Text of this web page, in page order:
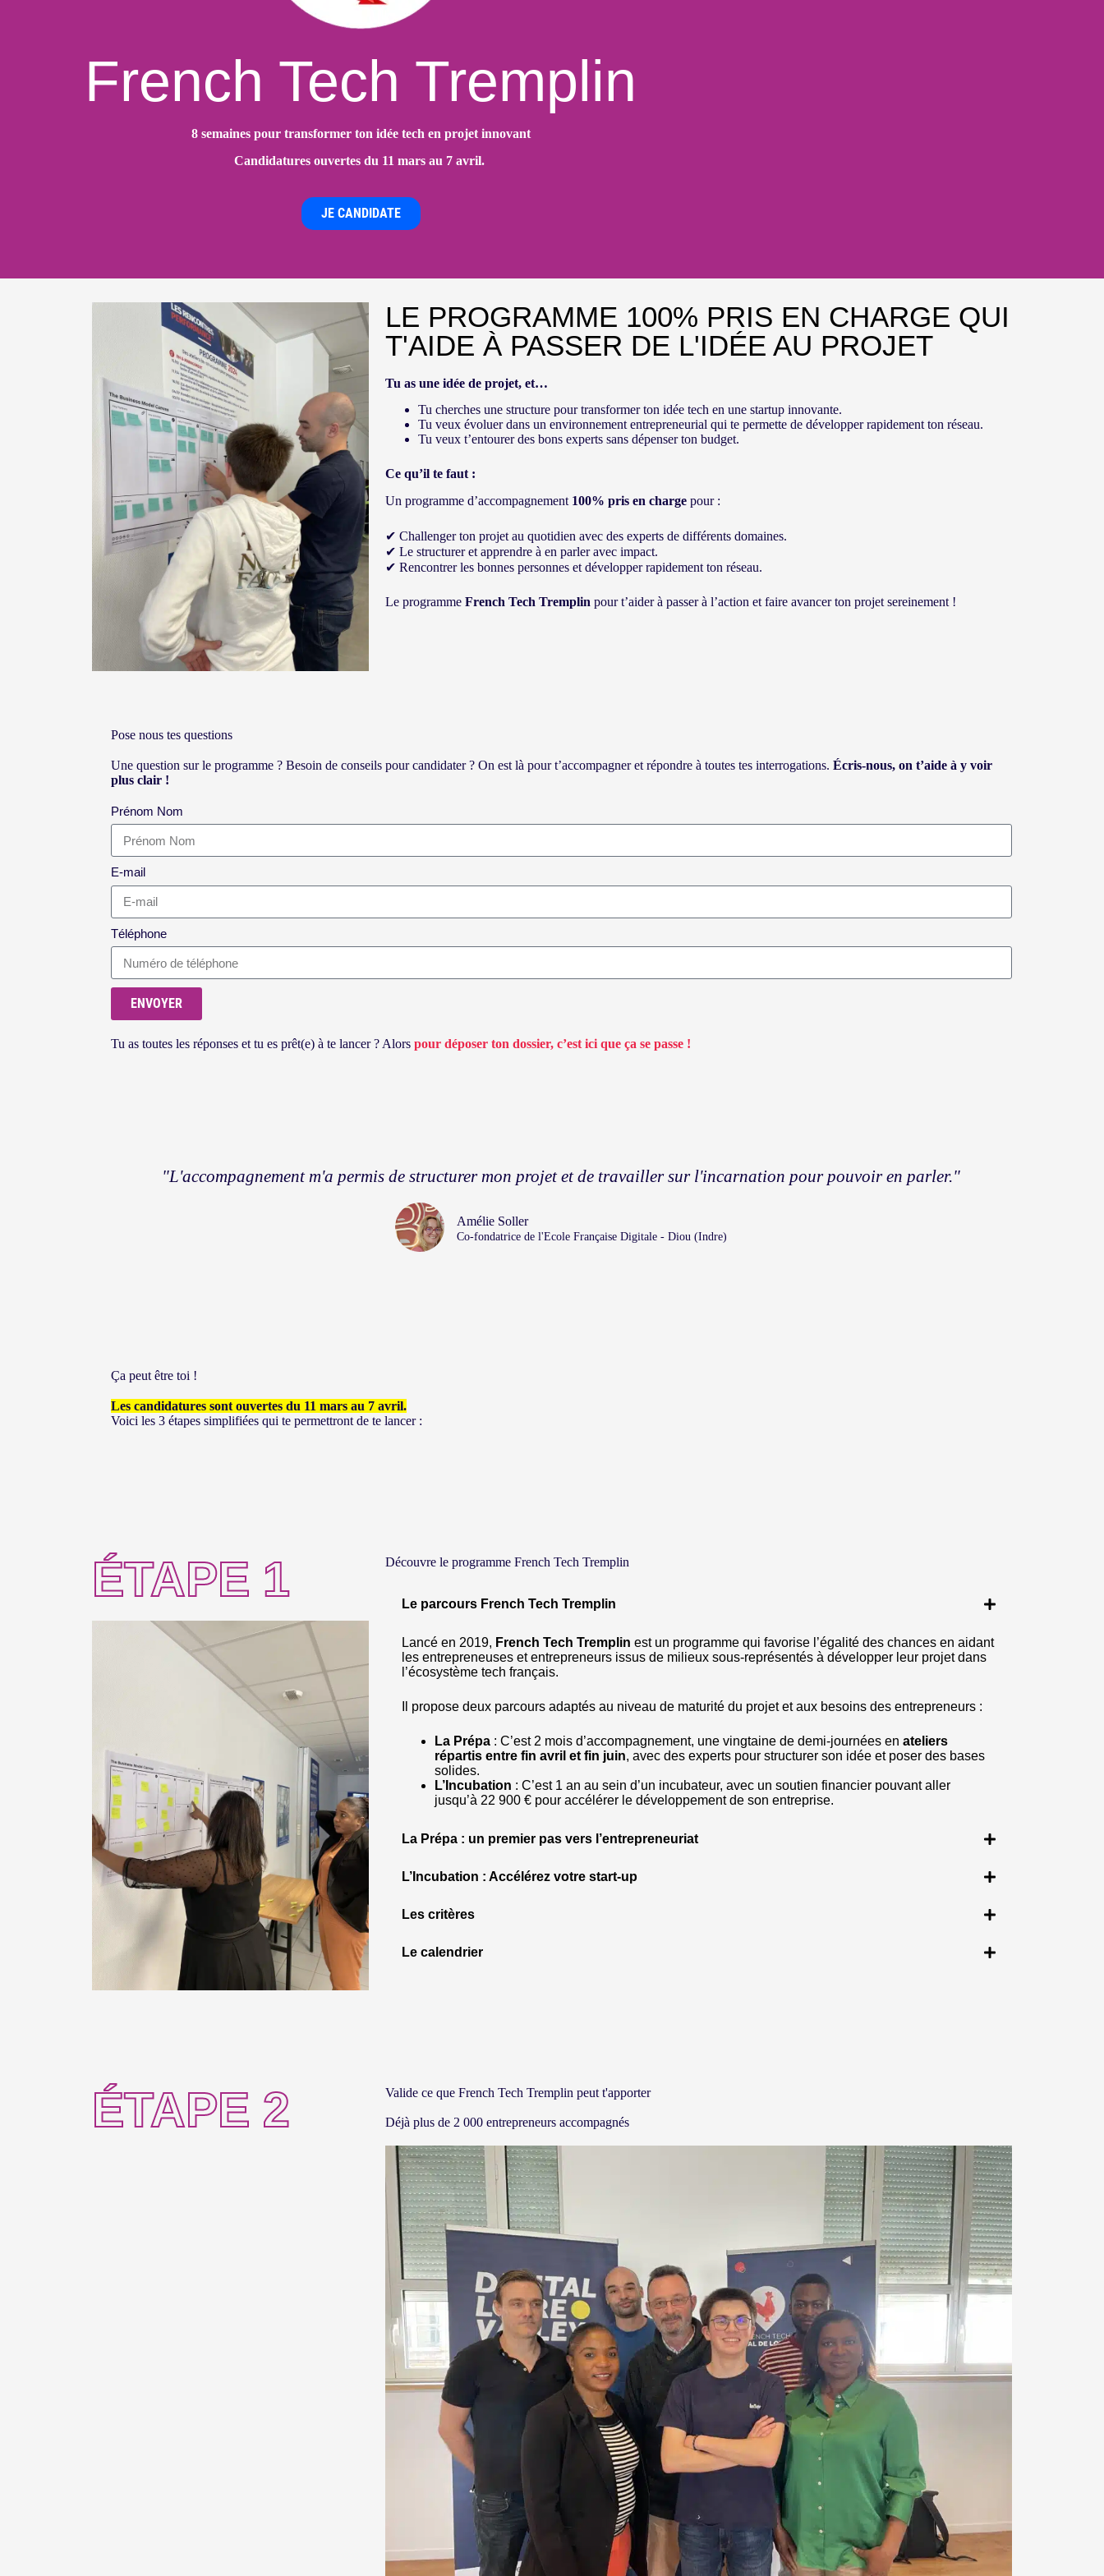
French Tech Tremplin
8 semaines pour transformer ton idée tech en projet innovant
Candidatures ouvertes du 11 mars au 7 avril.
JE CANDIDATE
LE PROGRAMME 100% PRIS EN CHARGE QUI
T'AIDE À PASSER DE L'IDÉE AU PROJET
Tu as une idée de projet, et…
Tu cherches une structure pour transformer ton idée tech en une startup innovante.
Tu veux évoluer dans un environnement entrepreneurial qui te permette de développer rapidement ton réseau.
Tu veux t’entourer des bons experts sans dépenser ton budget.
Ce qu’il te faut :
Un programme d’accompagnement 100% pris en charge pour :
✔ Challenger ton projet au quotidien avec des experts de différents domaines.
✔ Le structurer et apprendre à en parler avec impact.
✔ Rencontrer les bonnes personnes et développer rapidement ton réseau.
Le programmeFrench Tech Tremplinpour t’aider à passer à l’action et faire avancer ton projet sereinement !
Pose nous tes questions
Une question sur le programme ? Besoin de conseils pour candidater ? On est là pour t’accompagner et répondre à toutes tes interrogations. Écris-nous, on t’aide à y voir
plus clair !
Prénom Nom
E-mail
Téléphone
ENVOYER
Tu as toutes les réponses et tu es prêt(e) à te lancer ? Alors pour déposer ton dossier, c’est ici que ça se passe !
"L'accompagnement m'a permis de structurer mon projet et de travailler sur l'incarnation pour pouvoir en parler."
Amélie Soller
Co-fondatrice de l'Ecole Française Digitale - Diou (Indre)
Ça peut être toi !
Les candidatures sont ouvertes du 11 mars au 7 avril.
Voici les 3 étapes simplifiées qui te permettront de te lancer :
ÉTAPE 1 Découvre le programme French Tech Tremplin
Le parcours French Tech Tremplin
Lancé en 2019, French Tech Tremplin est un programme qui favorise l’égalité des chances en aidant
les entrepreneuses et entrepreneurs issus de milieux sous-représentés à développer leur projet dans
l’écosystème tech français.
Il propose deux parcours adaptés au niveau de maturité du projet et aux besoins des entrepreneurs :
La Prépa : C’est 2 mois d’accompagnement, une vingtaine de demi-journées enateliers
répartis entre fin avril et fin juin, avec des experts pour structurer son idée et poser des bases
solides.
L’Incubation : C’est 1 an au sein d’un incubateur, avec un soutien financier pouvant aller
jusqu’à 22 900 € pour accélérer le développement de son entreprise.
La Prépa : un premier pas vers l’entrepreneuriat
L’Incubation : Accélérez votre start-up
Les critères
Le calendrier
ÉTAPE 2 Valide ce que French Tech Tremplin peut t'apporter
Déjà plus de 2 000 entrepreneurs accompagnés